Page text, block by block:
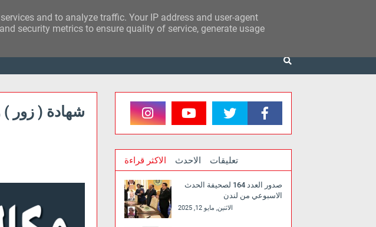
شهادة ( زور
الاكثر قراءة الاحدث تعليقات
صدور العدد 164 لصحيفة الحدث
الاسبوعي من لندن
الاثنين, مايو 12, 2025
and to analyze traffic. Your IP address and user-agent
security metrics to ensure quality of service, generate usage